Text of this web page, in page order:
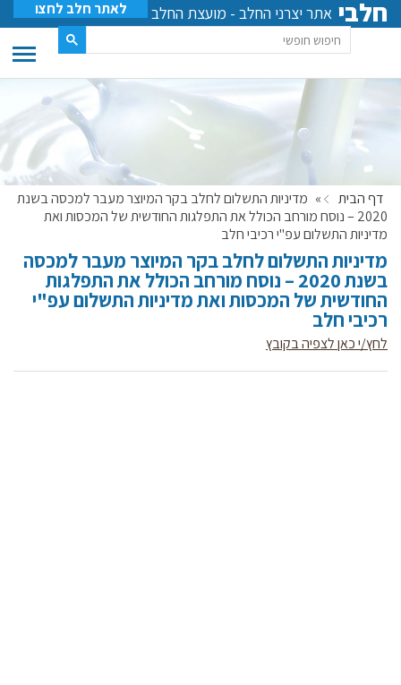
חלבי אתר יצרני החלב - מועצת החלב לאתר חלב לחצו
דף הבית » מדיניות התשלום לחלב בקר המיוצר מעבר למכסה בשנת
2020 – נוסח מורחב הכולל את התפלגות החודשית של המכסות ואת
מדיניות התשלום עפ"י רכיבי חלב
מדיניות התשלום לחלב בקר המיוצר מעבר למכסה
בשנת 2020 – נוסח מורחב הכולל את התפלגות
החודשית של המכסות ואת מדיניות התשלום עפ"י
רכיבי חלב
לחץ/י כאן לצפיה בקובץ